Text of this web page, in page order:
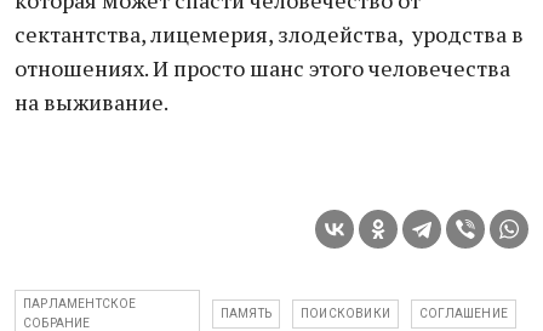
сектантства, лицемерия, злодейства, уродства в
отношениях. И просто шанс этого человечества
на выживание.
ПАРЛАМЕНТСКОЕ
СОБРАНИЕ
ПАМЯТЬ ПОИСКОВИКИ СОГЛАШЕНИЕ